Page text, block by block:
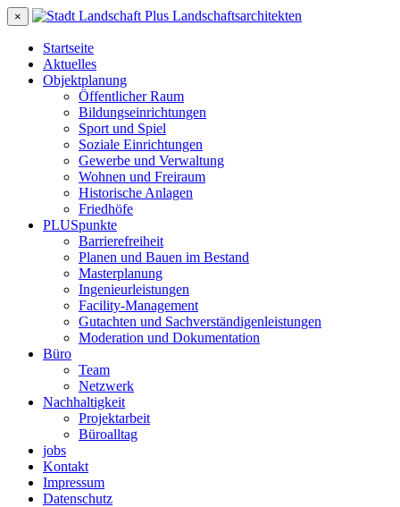
×
Startseite
Aktuelles
Objektplanung
Öffentlicher Raum
Bildungseinrichtungen
Sport und Spiel
Soziale Einrichtungen
Gewerbe und Verwaltung
Wohnen und Freiraum
Historische Anlagen
Friedhöfe
PLUSpunkte
Barrierefreiheit
Planen und Bauen im Bestand
Masterplanung
Ingenieurleistungen
Facility-Management
Gutachten und Sachverständigenleistungen
Moderation und Dokumentation
Büro
Team
Netzwerk
Nachhaltigkeit
Projektarbeit
Büroalltag
jobs
Kontakt
Impressum
Datenschutz